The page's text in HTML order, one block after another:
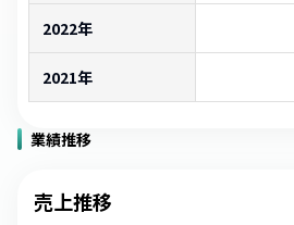
2022年
2021年
業績推移
売上推移